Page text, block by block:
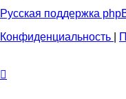
Русская поддержка
Конфиденциальность